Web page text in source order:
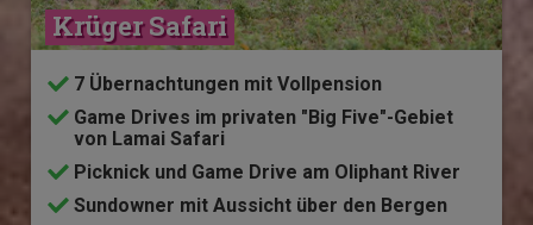
Krüger Safari
7 Übernachtungen mit Vollpension
Game Drives im privaten "Big Five"-Gebiet
von Lamai Safari
Picknick und Game Drive am Oliphant River
Sundowner mit Aussicht über den Bergen